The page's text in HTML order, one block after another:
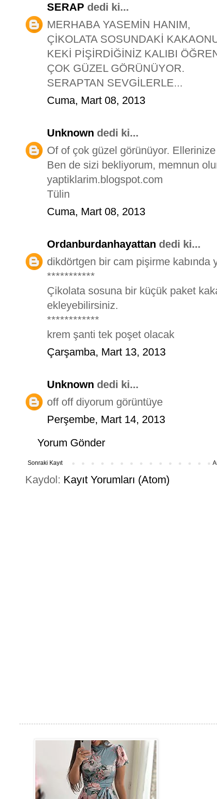
SERAP dedi ki...
MERHABA YASEMİN HANIM,
ÇİKOLATA SOSUNDAKİ
KEKİ PİŞİRDİĞİNİZ KALIBI
ÇOK GÜZEL GÖRÜNÜYOR.
SERAPTAN SEVGİLERLE...
Cuma, Mart 08, 2013
Unknown dedi ki...
Of of çok güzel görünüyor. Ellerinize
Ben de sizi bekliyorum, memnun
yaptiklarim.blogspot.com
Tülin
Cuma, Mart 08, 2013
Ordanburdanhayattan dedi ki...
dikdörtgen bir cam pişirme kabında
***********
Çikolata sosuna bir küçük paket
ekleyebilirsiniz.
************
krem şanti tek poşet olacak
Çarşamba, Mart 13, 2013
Unknown dedi ki...
off off diyorum görüntüye
Perşembe, Mart 14, 2013
Yorum Gönder
Sonraki Kayıt
Kaydol: Kayıt Yorumları (Atom)